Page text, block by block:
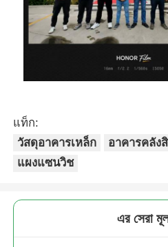
แท็ก:
วัสดุอาคารเหล็ก
อาคารคลัง
แผงแซนวิช
এর সেরা